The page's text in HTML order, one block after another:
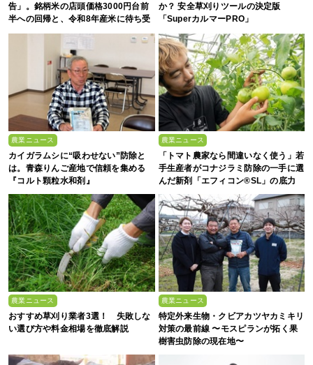
告」。銘柄米の店頭価格3000円台前
半への回帰と、令和8年産米に待ち受
ける“大暴落”の可能性
か？ 安全草刈りツールの決定版
「SuperカルマーPRO」
農業ニュース
カイガラムシに“吸わせない”防除と
は。青森りんご産地で信頼を集める
『コルト顆粒水和剤』
農業ニュース
「トマト農家なら間違いなく使う」若
手生産者がコナジラミ防除の一手に選
んだ新剤「エフィコン®SL」の底力
農業ニュース
おすすめ草刈り業者3選！ 失敗しな
い選び方や料金相場を徹底解説
農業ニュース
特定外来生物・クビアカツヤカミキリ
対策の最前線 〜モスピランが拓く果
樹害虫防除の現在地〜